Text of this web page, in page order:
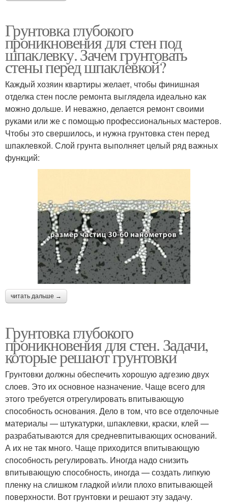
Грунтовка глубокого
проникновения для стен под
шпаклевку. Зачем грунтовать
стены перед шпаклевкой?
Каждый хозяин квартиры желает, чтобы финишная
отделка стен после ремонта выглядела идеально как
можно дольше. И неважно, делается ремонт своими
руками или же с помощью профессиональных мастеров.
Чтобы это свершилось, и нужна грунтовка стен перед
шпаклевкой. Слой грунта выполняет целый ряд важных
функций:
читать дальше →
Грунтовка глубокого
проникновения для стен. Задачи,
которые решают грунтовки
Грунтовки должны обеспечить хорошую адгезию двух
слоев. Это их основное назначение. Чаще всего для
этого требуется отрегулировать впитывающую
способность основания. Дело в том, что все отделочные
материалы — штукатурки, шпаклевки, краски, клей —
разрабатываются для средневпитывающих оснований.
А их не так много. Чаще приходится впитывающую
способность регулировать. Иногда надо снизить
впитывающую способность, иногда — создать липкую
пленку на слишком гладкой и/или плохо впитывающей
поверхности. Вот грунтовки и решают эту задачу.